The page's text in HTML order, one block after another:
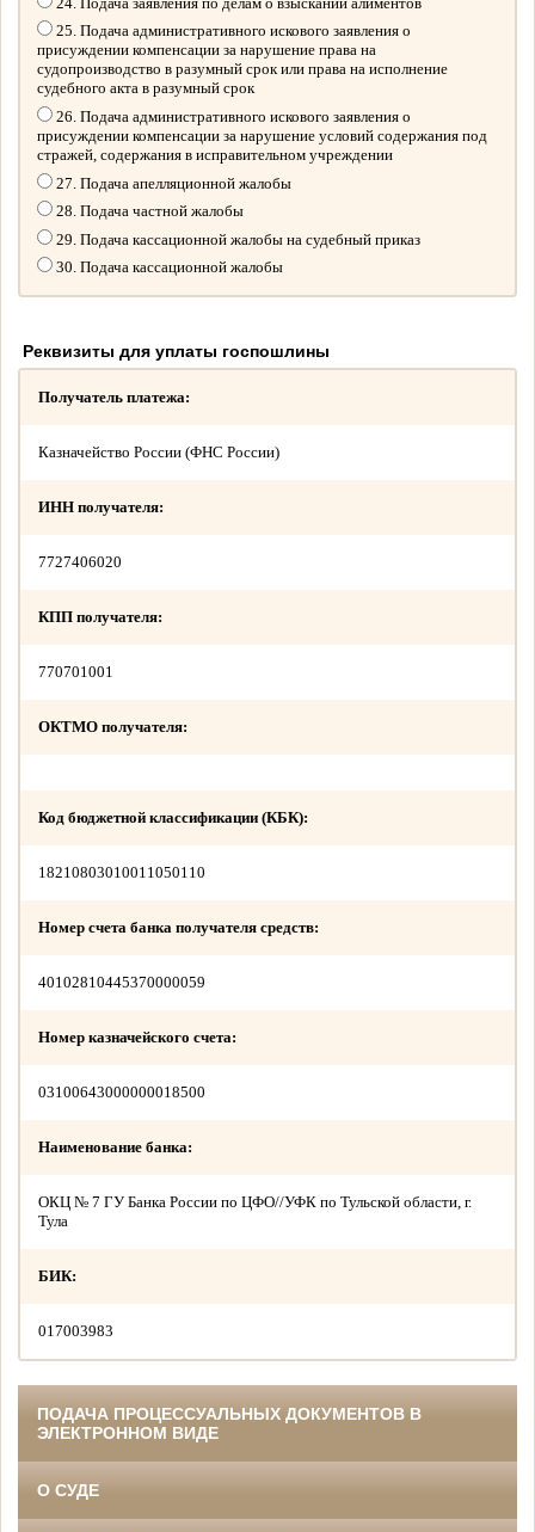
25. Подача административного искового заявления о
присуждении компенсации за нарушение права на
судопроизводство в разумный срок или права на исполнение
судебного акта в разумный срок
26. Подача административного искового заявления о
присуждении компенсации за нарушение условий содержания под
стражей, содержания в исправительном учреждении
27. Подача апелляционной жалобы
28. Подача частной жалобы
29. Подача кассационной жалобы на судебный приказ
30. Подача кассационной жалобы
Реквизиты для уплаты госпошлины
Получатель платежа:
Казначейство России (ФНС России)
ИНН получателя:
7727406020
КПП получателя:
770701001
ОКТМО получателя:
Код бюджетной классификации (КБК):
18210803010011050110
Номер счета банка получателя средств:
40102810445370000059
Номер казначейского счета:
03100643000000018500
Наименование банка:
ОКЦ № 7 ГУ Банка России по ЦФО//УФК по Тульской области, г.
Тула
БИК:
017003983
ПОДАЧА ПРОЦЕССУАЛЬНЫХ ДОКУМЕНТОВ В
ЭЛЕКТРОННОМ ВИДЕ
О СУДЕ